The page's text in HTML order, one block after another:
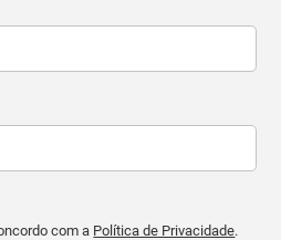
com a Política de Privacidade.